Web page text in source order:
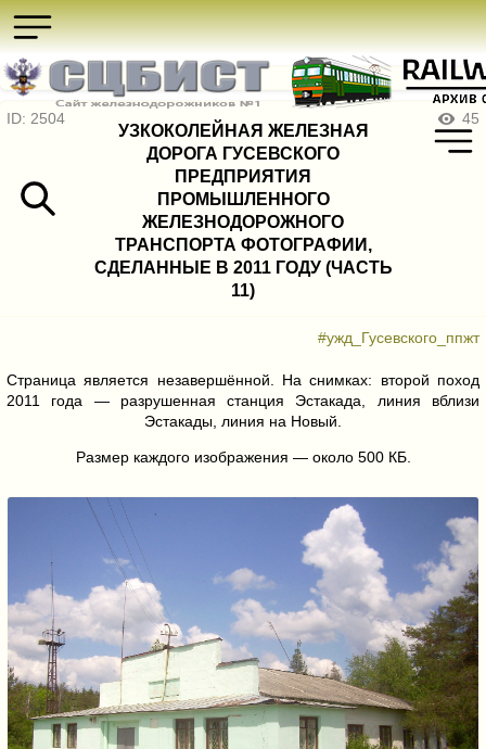
ID: 2504
УЗКОКОЛЕЙНАЯ ЖЕЛЕЗНАЯ
ДОРОГА ГУСЕВСКОГО
ПРЕДПРИЯТИЯ
ПРОМЫШЛЕННОГО
ЖЕЛЕЗНОДОРОЖНОГО
ТРАНСПОРТА ФОТОГРАФИИ,
СДЕЛАННЫЕ В 2011 ГОДУ (ЧАСТЬ
11)
45
#ужд_Гусевского_ппжт
Страница является незавершённой. На снимках: второй поход
2011 года — разрушенная станция Эстакада, линия вблизи
Эстакады, линия на Новый.
Размер каждого изображения — около 500 КБ.